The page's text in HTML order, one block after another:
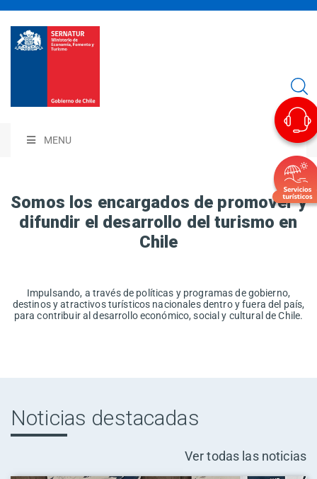
MENU
Somos los encargados de promover y
difundir el desarrollo del turismo en
Chile
Impulsando, a través de políticas y programas de gobierno,
destinos y atractivos turísticos nacionales dentro y fuera del país,
para contribuir al desarrollo económico, social y cultural de Chile.
Noticias destacadas
Ver todas las noticias